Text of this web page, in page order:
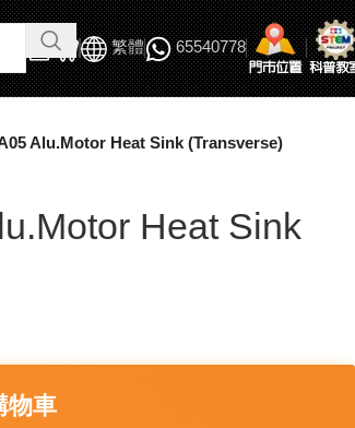
繁體 65540778
Alu.Motor Heat Sink (Transverse)
Heat Sink
物車